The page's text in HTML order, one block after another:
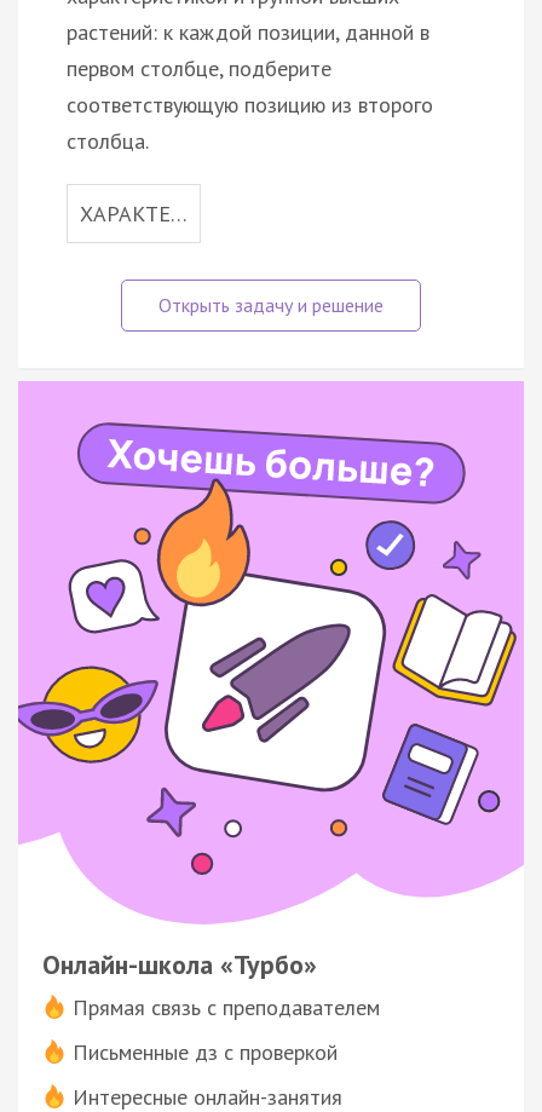
растений: к каждой позиции, данной в
первом столбце, подберите
соответствующую позицию из второго
столбца.
ХАРАКТЕ…
Онлайн-школа «Турбо»
Прямая связь с преподавателем
Письменные дз с проверкой
Интересные онлайн-занятия